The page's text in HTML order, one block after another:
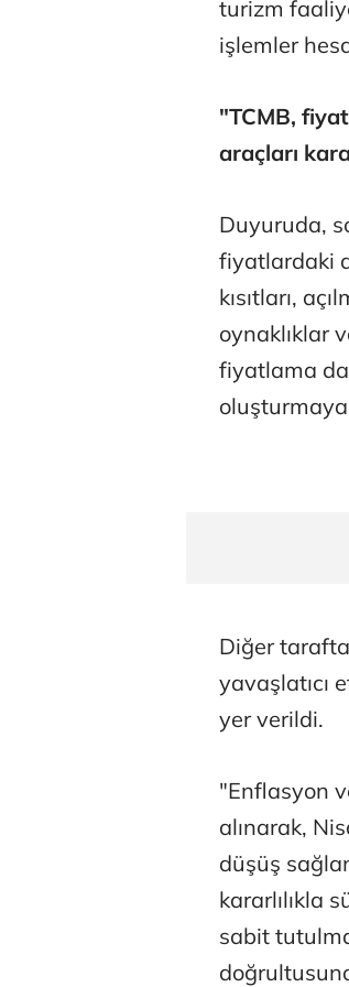
turizm
işlemler
"TCMB,
araçları
Duyuruda,
fiyatlardaki
kısıtları,
oynaklıklar
fiyatlama
Diğer
yavaşlatıcı
yer verildi.
"Enflasyon
alınarak,
düşüş
kararlılıkla
sabit